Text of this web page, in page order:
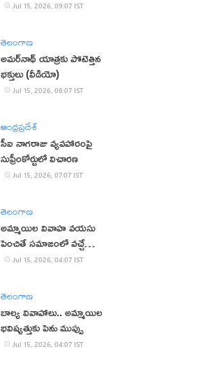
Jul 15, 2026, 09:07 IST
తెలంగాణ
అమర్‌నాథ్ యాత్రకు పోటెత్తిన
భక్తులు (వీడియో)
Jul 15, 2026, 08:07 IST
ఆంధ్రప్రదేశ్
సీఐ నాగరాజు వ్యవహారంపై
సుప్రీంకోర్టులో విచారణ
Jul 15, 2026, 07:07 IST
తెలంగాణ
అమ్మాయిల వివాహ వయసు
పెంచితే సమాజంలో వచ్చే
మార్పులు ఇవే!
Jul 15, 2026, 04:07 IST
తెలంగాణ
బాల్య వివాహాలు.. అమ్మాయిల
భవిష్యత్తుకు పెను ముప్పు
Jul 15, 2026, 04:07 IST